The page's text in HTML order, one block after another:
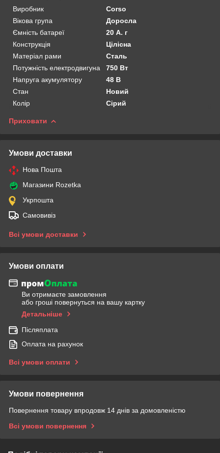
Виробник
Corso
Вікова група
Доросла
Ємність батареї
20 А. г
Конструкція
Цілісна
Матеріал рами
Сталь
Потужність електродвигуна
750 Вт
Напруга акумулятору
48 В
Стан
Новий
Колір
Сірий
Приховати
Умови доставки
Нова Пошта
Магазини Rozetka
Укрпошта
Самовивіз
Всі умови доставки
Умови оплати
Ви отримаєте замовлення
або гроші повернуться на вашу картку
Детальніше
Післяплата
Оплата на рахунок
Всі умови оплати
Умови повернення
Повернення товару впродовж 14 днів за домовленістю
Всі умови повернення